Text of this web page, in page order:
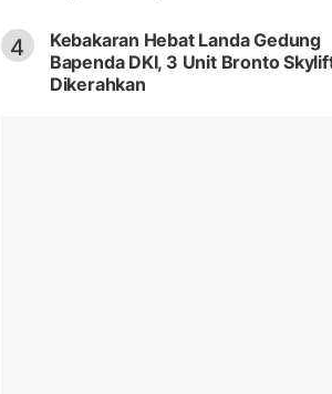
4
Kebakaran Hebat Landa Gedung
Bapenda DKI, 3 Unit Bronto
Dikerahkan